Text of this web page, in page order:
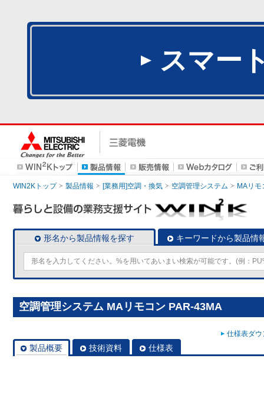
スマー
WIN2Kトップ 製品情報 [業務用]空調・換気 空調管理システム MAリモ
形名から製品情報を探す キーワードから製品情
空調管理システム MAリモコン PAR-43MA
仕様表ダ
製品概要 技術資料 仕様表